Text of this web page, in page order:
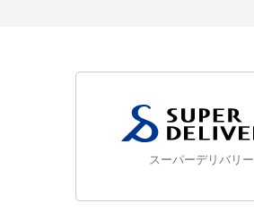
スーパーデリバリー